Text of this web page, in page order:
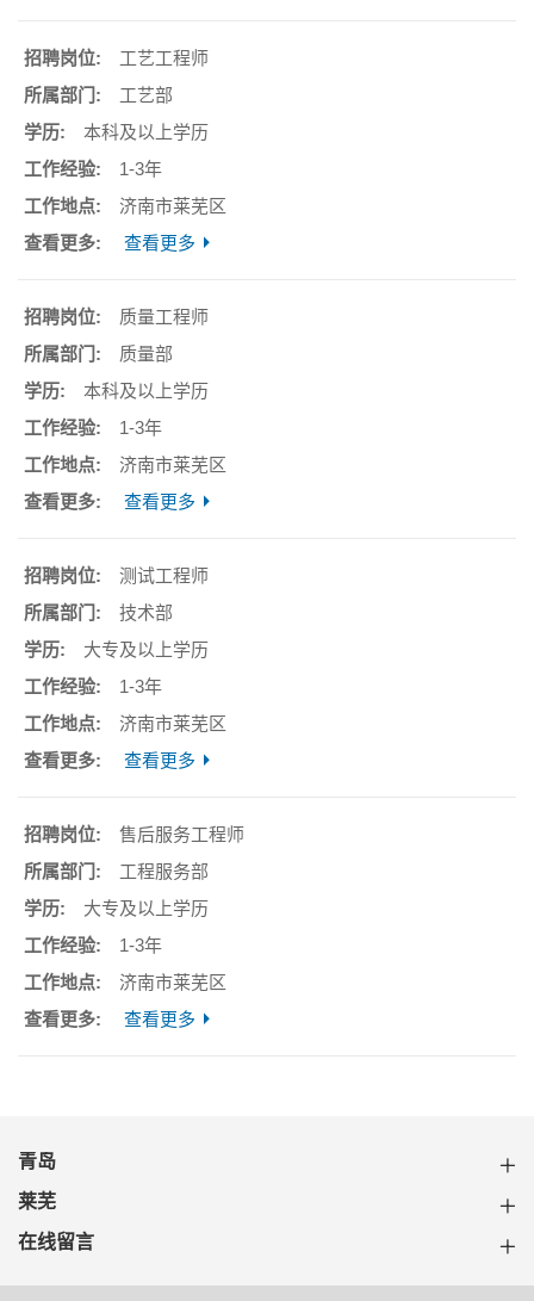
工艺工程师
工艺部
本科及以上学历
1-3年
济南市莱芜区
查看更多
质量工程师
质量部
本科及以上学历
1-3年
济南市莱芜区
查看更多
测试工程师
技术部
大专及以上学历
1-3年
济南市莱芜区
查看更多
售后服务工程师
工程服务部
大专及以上学历
1-3年
济南市莱芜区
查看更多
青岛
莱芜
在线留言